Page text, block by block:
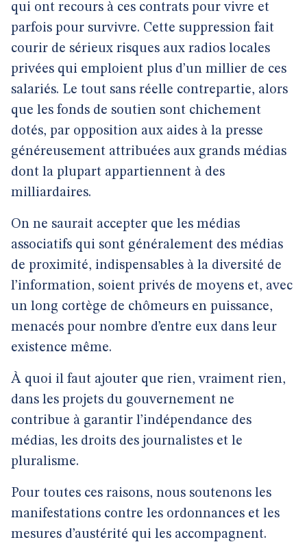
qui ont recours à ces contrats pour vivre et
parfois pour survivre. Cette suppression fait
courir de sérieux risques aux radios locales
privées qui emploient plus d’un millier de ces
salariés. Le tout sans réelle contrepartie, alors
que les fonds de soutien sont chichement
dotés, par opposition aux aides à la presse
généreusement attribuées aux grands médias
dont la plupart appartiennent à des
milliardaires.
On ne saurait accepter que les médias
associatifs qui sont généralement des médias
de proximité, indispensables à la diversité de
l’information, soient privés de moyens et, avec
un long cortège de chômeurs en puissance,
menacés pour nombre d’entre eux dans leur
existence même.
À quoi il faut ajouter que rien, vraiment rien,
dans les projets du gouvernement ne
contribue à garantir l’indépendance des
médias, les droits des journalistes et le
pluralisme.
Pour toutes ces raisons, nous soutenons les
manifestations contre les ordonnances et les
mesures d’austérité qui les accompagnent.